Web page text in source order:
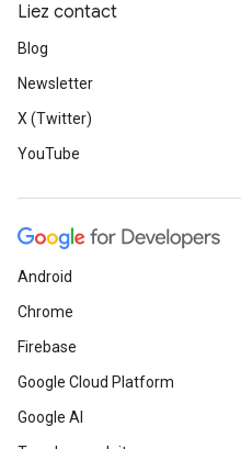
Liez contact
Blog
Newsletter
X (Twitter)
YouTube
Android
Chrome
Firebase
Google Cloud Platform
Google AI